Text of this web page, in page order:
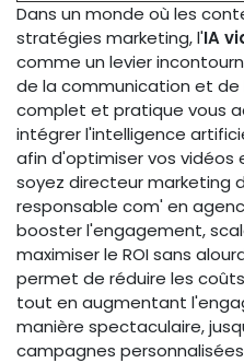
Dans un monde où les
stratégies marketing, l'IA
comme un levier
de la communication et de
complet et pratique vous
intégrer l'intelligence
afin d'optimiser vos vidéos
soyez directeur marketing
responsable com' en
booster l'engagement,
maximiser le ROI sans
permet de réduire les
tout en augmentant
manière spectaculaire,
campagnes